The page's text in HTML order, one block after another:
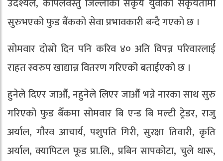
उदेश्यले, कपिलवस्तु जिल्लाका सकृय युवाको सकृयतामा
सुरुभएको फुड बैंकको सेवा प्रभावकारी बन्दै गएको छ ।
सोमवार दोस्रो दिन पनि करिव ४० अति विपन्न परिवारलाई
राहत स्वरुप खाद्यान्न वितरण गरिएको बताईएको छ ।
हुनेले दिएर जाऔँ, नहुनेले लिएर जाऔँ भन्ने नारका साथ सुरु
गरिएको फुड र्बैकमा सोमवार बि एन्ड बि मल्टी ट्रेडर, राजु
अर्याल, गौरव आचार्य, पशुपति गिरी, सुरक्षा तिवारी, कृति
अर्याल, क्यापिटल फूड प्रा.लि., प्रबिन सापकोटा, चुले थारू,